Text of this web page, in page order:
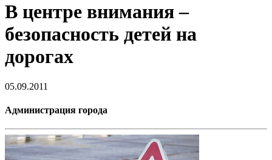
В центре внимания –
безопасность детей на
дорогах
05.09.2011
Администрация города